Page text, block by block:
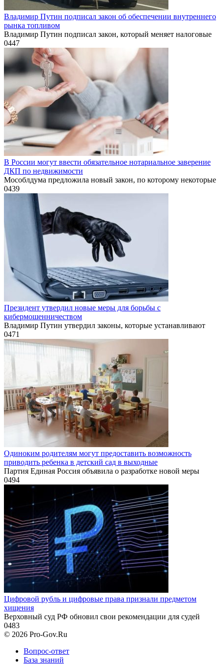
Владимир Путин подписал закон об обеспечении внутреннего
рынка топливом
Владимир Путин подписал закон, который меняет налоговые
0447
В России могут ввести обязательное нотариальное заверение
ДКП по недвижимости
Мособлдума предложила новый закон, по которому некоторые
0439
Президент утвердил новые меры для борьбы с
кибермошенничеством
Владимир Путин утвердил законы, которые устанавливают
0471
Одиноким родителям могут предоставить возможность
приводить ребенка в детский сад в выходные
Партия Единая Россия объявила о разработке новой меры
0494
Цифровой рубль и цифровые права признали предметом
хищения
Верховный суд РФ обновил свои рекомендации для судей
0483
© 2026 Pro-Gov.Ru
Вопрос-ответ
База знаний